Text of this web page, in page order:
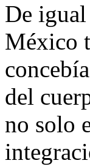
De igual
México
del
no solo